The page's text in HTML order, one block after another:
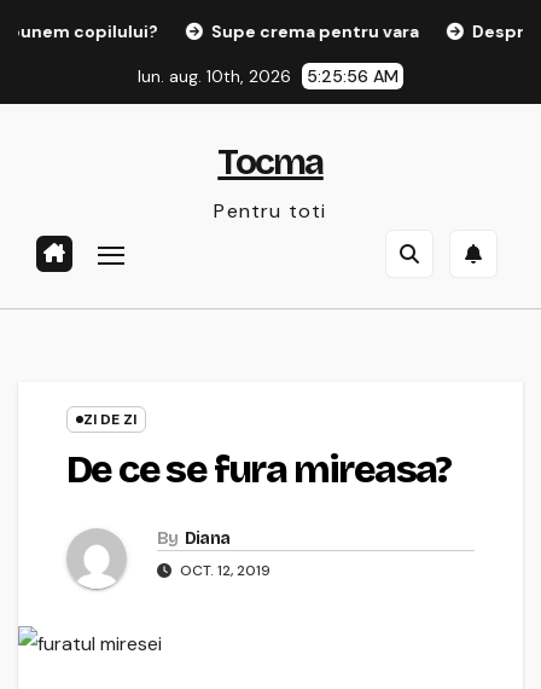
copilului? Supe crema pentru vara Despre
lun. aug. 10th, 2026 5:25:56 AM
Tocma
Pentru toti
ZI DE ZI
De ce se fura mireasa?
By Diana
OCT. 12, 2019